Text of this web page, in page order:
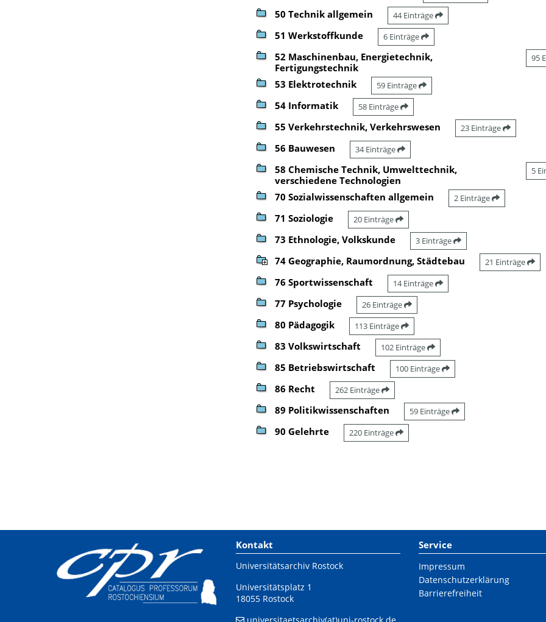
50 Technik allgemein 44 Einträge
51 Werkstoffkunde 6 Einträge
52 Maschinenbau, Energietechnik,
Fertigungstechnik
95
53 Elektrotechnik 59 Einträge
54 Informatik 58 Einträge
55 Verkehrstechnik, Verkehrswesen 23 Einträge
56 Bauwesen 34 Einträge
58 Chemische Technik, Umwelttechnik,
verschiedene Technologien
5
70 Sozialwissenschaften allgemein 2 Einträge
71 Soziologie 20 Einträge
73 Ethnologie, Volkskunde 3 Einträge
74 Geographie, Raumordnung, Städtebau 21 Einträge
76 Sportwissenschaft 14 Einträge
77 Psychologie 26 Einträge
80 Pädagogik 113 Einträge
83 Volkswirtschaft 102 Einträge
85 Betriebswirtschaft 100 Einträge
86 Recht 262 Einträge
89 Politikwissenschaften 59 Einträge
90 Gelehrte 220 Einträge
Kontakt
Universitätsarchiv Rostock
Universitätsplatz 1
18055 Rostock
Service
Impressum
Datenschutzerklärung
Barrierefreiheit